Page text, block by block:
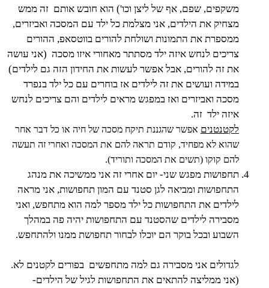
משקפים, שפם, אף של ליצן וכו') הוא חובש אותם זה ממש
מצחיק את הילדים, אני מצלמת כל ילד עם המסכה ואביזרים,
ממספרת את התמונות ושולחת להורים בווטסאפ, ההורים
צריכים לנחש איזה ילד מסתתר מאחורי איזו מסכה (אני עושה
את זה להורים, אבל אפשר לעשות את החידון הזה גם לילדים)
במידה ועושים את זה לילדים אז בוחרים עם כל ילד בנפרד
מסכה ואביזרים ואז במפגש מראים לילדים והם צריכים לנחש
איזה ילד זה.
לקטנטנים אפשר שהגננת תיקח מסכה של חיה או כל דבר אחר
שהוא לא מפחיד, קודם תראה להם את המסכה ואחרי זה תעשה
להם קוקו (תשים את המסכה ותוריד).
תחפושות מפגש שני- יום אחרי זה אני ממשיכה את מנהג
התחפושות ומביאה לגן סטנד עם המון תחפושות, אני מראה
לילדים את התחפושות כל ילד מספר למה הוא מתחפש, ואני
מסבירה לילדים שהסטנד עם התחפושות יהיה פה במהלך
השבוע ובכל בוקר הם יוכלו לבחור תחפושת ממנו ולהתחפש.
לגדולים אני מסבירה גם למה מתחפשים בפורים לקטנים לא.
(אני ממליצה להתאים את התחפושות לגיל של הילדים-